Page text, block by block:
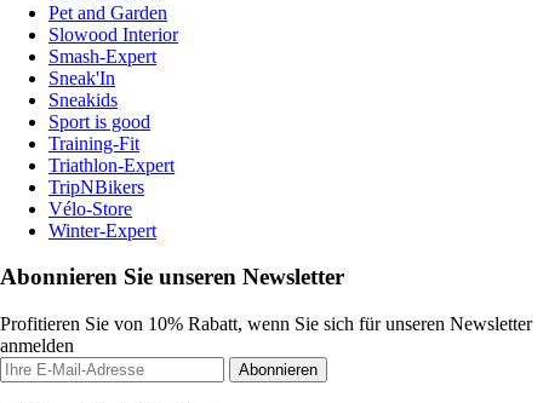
Pet and Garden
Slowood Interior
Smash-Expert
Sneak'In
Sneakids
Sport is good
Training-Fit
Triathlon-Expert
TripNBikers
Vélo-Store
Winter-Expert
Abonnieren Sie unseren Newsletter
Profitieren Sie von 10% Rabatt, wenn Sie sich für unseren Newsletter
anmelden
Abonnieren